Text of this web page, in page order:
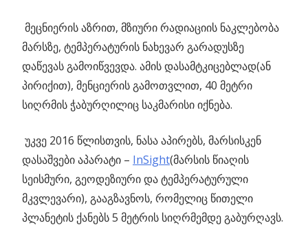
მეცნიერის აზრით, მზიური რადიაციის ნაკლებობა
მარსზე, ტემპერატურის ნახევარ გარადუსზე
დაწევას გამოიწვევდა. ამის დასამტკიცებლად(ან
პირიქით), მენციერის გამოთვლით, 40 მეტრი
სიღრმის ჭაბურღილიც საკმარისი იქნება.
უკვე 2016 წლისთვის, ნასა აპირებს, მარსისკენ
დასაშვები აპარატი – InSight(მარსის წიაღის
სეისმური, გეოდეზიური და ტემპერატურული
მკვლევარი), გააგზავნოს, რომელიც წითელი
პლანეტის ქანებს 5 მეტრის სიღრმემდე გაბურღავს.